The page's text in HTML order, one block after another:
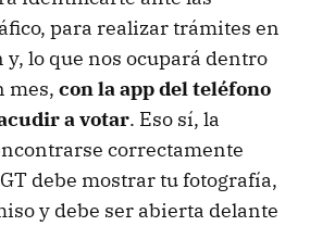
para realizar trámites en
lo que nos ocupará dentro
mes, con la app del teléfono
a votar. Eso sí, la
correctamente
debe mostrar tu fotografía,
y debe ser abierta delante